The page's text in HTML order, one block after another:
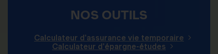
NOS OUTILS
Calculateur d'assurance vie temporaire
Calculateur d'épargne-études